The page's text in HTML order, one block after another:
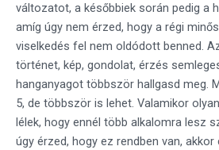
változatot, a későbbiek során pedig a
amíg úgy nem érzed, hogy a régi
viselkedés fel nem oldódott benned.
történet, kép, gondolat, érzés
hanganyagot többször hallgasd meg.
5, de többször is lehet. Valamikor
lélek, hogy ennél több alkalomra lesz
úgy érzed, hogy ez rendben van,